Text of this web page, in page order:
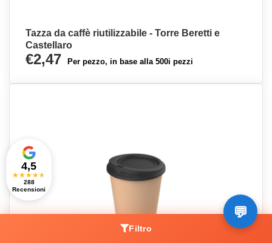
Tazza da caffè riutilizzabile - Torre Beretti e
Castellaro
€2,47 Per pezzo, in base alla 500i pezzi
Filtro
4,5
★★★★★
288
Recensioni